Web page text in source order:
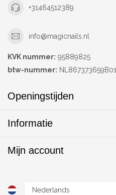
+31464512389
info@magicnails.nl
KVK nummer: 95889825
btw-nummer: NL867373659B01
Openingstijden
Informatie
Mijn account